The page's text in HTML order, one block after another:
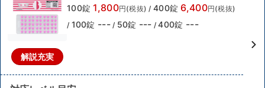
解説充実
100錠 1,800円(税抜) / 400錠 6,400円(税抜)
/ 100錠 --- / 50錠 --- / 400錠 ---